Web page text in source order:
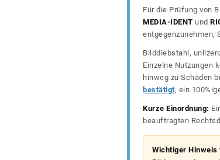
Für die Prüfung von
MEDIA-IDENT und
entgegenzunehmen,
Bilddiebstahl,
Einzelne Nutzungen
hinweg zu Schäden
bestätigt, ein
Kurze Einordnung:
beauftragten
Wichtiger